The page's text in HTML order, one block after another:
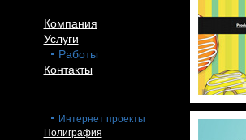
Компания
Услуги
Работы
Контакты
Интернет проекты
Полиграфия